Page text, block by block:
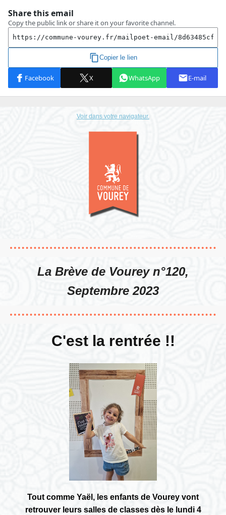
Voir dans votre navigateur.
La Brève de Vourey n°120,
Septembre 2023
C'est la rentrée !!
Tout comme Yaël, les enfants de Vourey vont
retrouver leurs salles de classes dès le lundi 4